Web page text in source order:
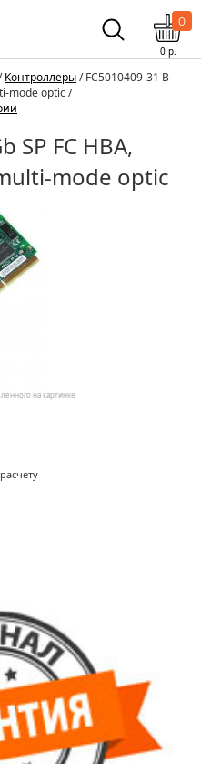
0
0р.
Контроллеры/ FC5010409-31 B
mode optic /
SP FC HBA,
mode optic
на картинке